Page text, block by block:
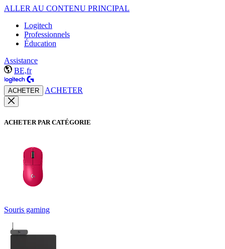
ALLER AU CONTENU PRINCIPAL
Logitech
Professionnels
Éducation
Assistance
BE,fr
ACHETER ACHETER
ACHETER PAR CATÉGORIE
Souris gaming